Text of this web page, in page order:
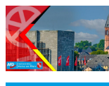
Zum
Inhalt
springen